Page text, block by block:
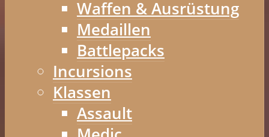
Waffen & Ausrüstung
Medaillen
Battlepacks
Incursions
Klassen
Assault